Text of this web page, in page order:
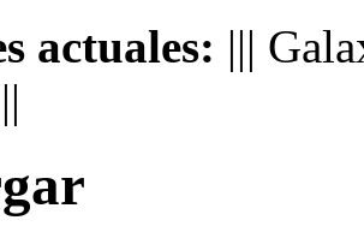
actuales: |||